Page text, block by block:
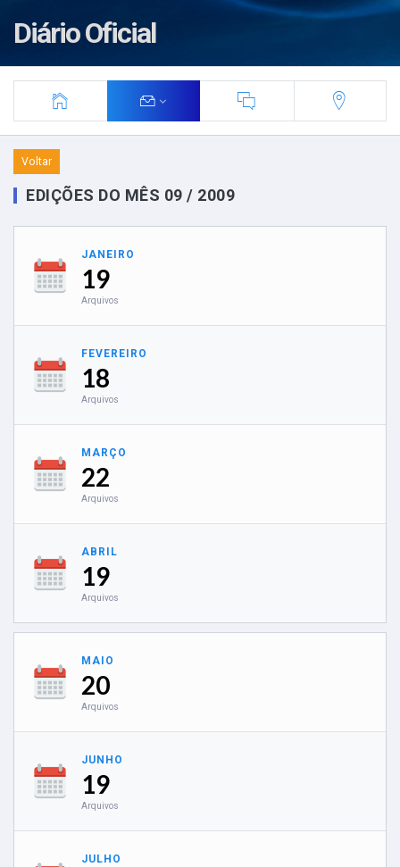
Diário Oficial
Voltar
EDIÇÕES DO MÊS 09 / 2009
JANEIRO
19
Arquivos
FEVEREIRO
18
Arquivos
MARÇO
22
Arquivos
ABRIL
19
Arquivos
MAIO
20
Arquivos
JUNHO
19
Arquivos
JULHO